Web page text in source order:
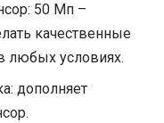
50 Мп –
качественные
любых условиях.
дополняет